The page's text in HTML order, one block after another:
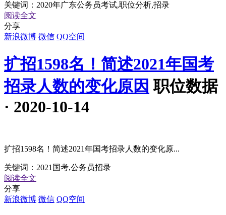
关键词： 2020年广东公务员考试,职位分析,招录
阅读全文
分享
新浪微博 微信 QQ空间
扩招1598名！简述2021年国考
招录人数的变化原因 职位数据
· 2020-10-14
扩招1598名！简述2021年国考招录人数的变化原...
关键词： 2021国考,公务员招录
阅读全文
分享
新浪微博 微信 QQ空间